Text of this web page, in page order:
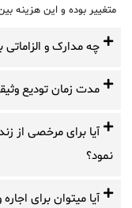
متغییر بوده و این هزینه بین 8 الی 14 درصد میزان وثیقه
چه مدارک و الزاماتی
مدت زمان تودیع
آیا برای مرخصی از
نمود؟
آیا میتوان برای